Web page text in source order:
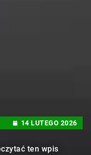
14 LUTEGO 2026
ten wpis